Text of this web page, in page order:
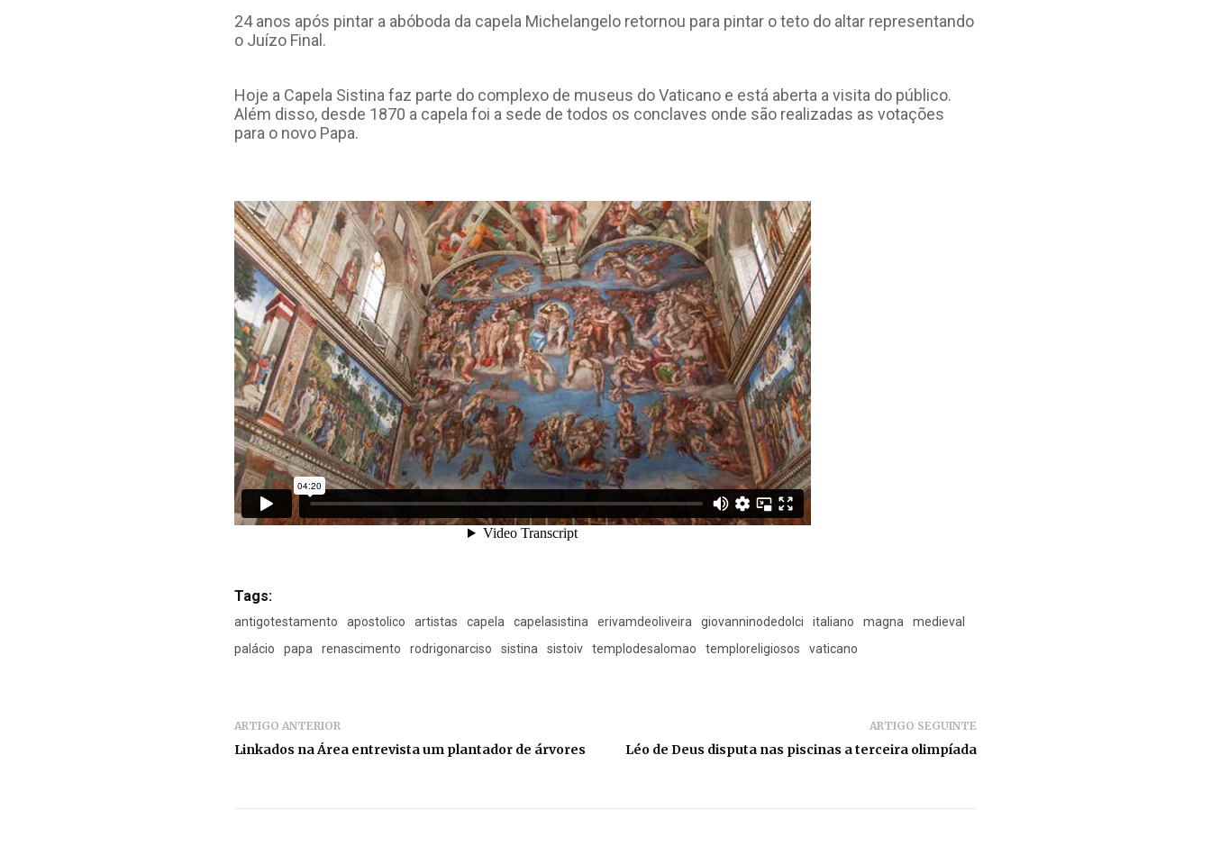
24 anos após pintar a abóboda da capela Michelangelo retornou para pintar o teto do altar representando
o Juízo Final.
Hoje a Capela Sistina faz parte do complexo de museus do Vaticano e está aberta a visita do público.
Além disso, desde 1870 a capela foi a sede de todos os conclaves onde são realizadas as votações
para o novo Papa.
Tags:
antigotestamento apostolico artistas capela capelasistina erivamdeoliveira giovanninodedolci italiano magna
medieval
palácio
papa renascimento rodrigonarciso sistina sistoiv templodesalomao temploreligiosos vaticano
ARTIGO ANTERIOR
Linkados na Área entrevista um plantador de árvores
ARTIGO SEGUINTE
Léo de Deus disputa nas piscinas a terceira olimpíada